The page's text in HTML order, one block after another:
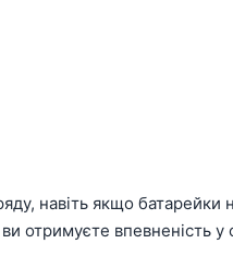
навіть якщо батарейки
отримуєте впевненість